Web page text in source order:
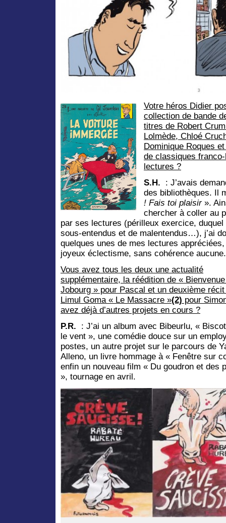
Votre héros Didier
collection de bande
titres de Robert
Lolmède, Chloé
Dominique Roques
de classiques
lectures ?
S.H. : J’avais
des bibliothèques. Il
! Fais toi plaisir ».
chercher à coller au
par ses lectures (périlleux exercice,
sous-entendus et de malentendus…), j’ai
quelques unes de mes lectures
joyeux éclectisme, sans cohérence aucune.
Vous avez tous les deux une actualité
supplémentaire, la réédition de «
Jobourg » pour Pascal et un deuxième récit
Limul Goma « Le Massacre »(2) pour
avez déjà d’autres projets en cours ?
P.R. : J’ai un album avec Bibeurlu, «
le vent », une comédie douce sur un
postes, un autre projet sur le parcours de
Alleno, un livre hommage à « Fenêtre sur
enfin un nouveau film « Du goudron et des
», tournage en avril.